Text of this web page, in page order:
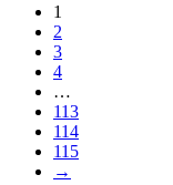
1
2
3
4
…
113
114
115
→